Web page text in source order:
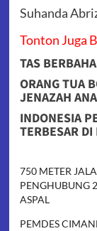
Suhanda
Tonton Juga
TAS
ORANG TUA
JENAZAH
INDONESIA
TERBESAR
750 METER
PENGHUBUNG
ASPAL
PEMDES